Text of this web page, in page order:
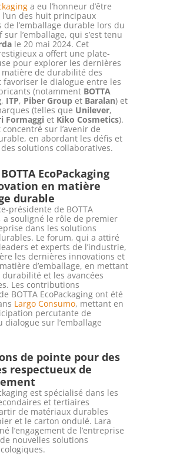
a eu l’honneur d’être
des huit principaux
de l’emballage durable lors du
l’emballage, qui s’est tenu
le 20 mai 2024. Cet
a offert une plate-
pour explorer les dernières
de durabilité des
favoriser le dialogue entre les
(notamment BOTTA
, ITP, Piber Groupet Baralan) et
(telles que Unilever,
Formaggi et Kiko Cosmetics).
concentré sur l’avenir de
en abordant les défis et
solutions collaboratives.
EcoPackaging
en matière
durable
présidente de BOTTA
a souligné le rôle de premier
dans les solutions
Le forum, qui a attiré
et experts de l’industrie,
les dernières innovations et
d’emballage, en mettant
durabilité et les avancées
Les contributions
BOTTA EcoPackaging ont été
Largo Consumo, mettant en
percutante de
dialogue sur l’emballage
de pointe pour des
respectueux de
est spécialisé dans les
et tertiaires
de matériaux durables
et le carton ondulé. Lara
l’engagement de l’entreprise
nouvelles solutions